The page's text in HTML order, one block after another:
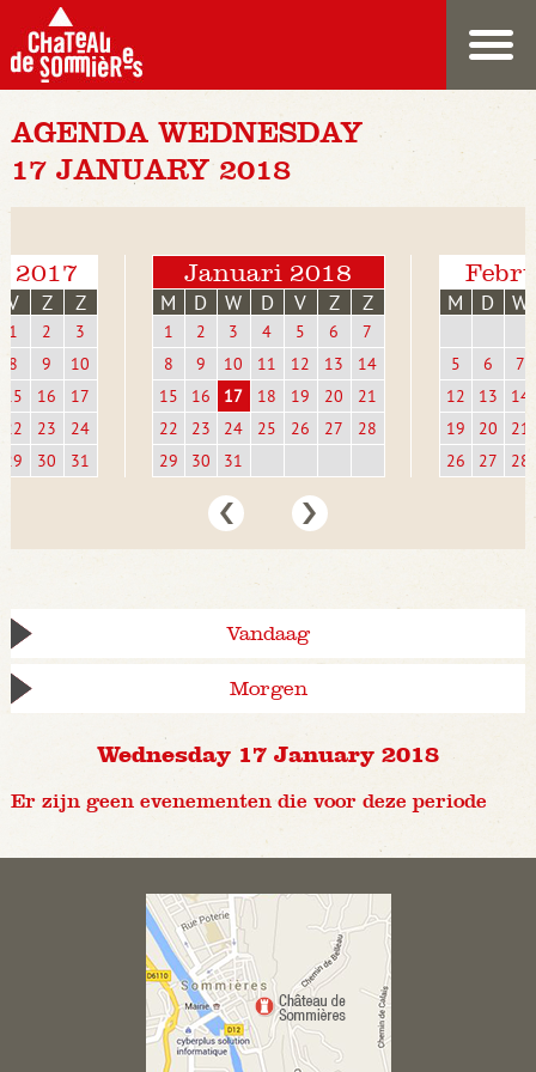
AGENDA WEDNESDAY
17 JANUARY 2018
2017
V Z Z
1 2
3
8
9
10
15
16
17
22
23
24
29
30 31
Januari 2018
M D W D V Z Z
1 2 3 4 5 6
7
8
9 10 11 12 13
14
15
16 17 18 19 20
21
22
23 24 25 26 27
28
29
30 31
M D W
5 6
7
12
13
14
19
20
21
26
27 28
Vandaag
Morgen
Wednesday 17 January 2018
Er zijn geen evenementen die voor deze periode